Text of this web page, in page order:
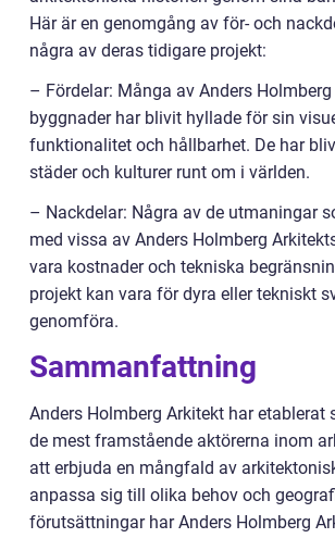
Här är en genomgång av för- och
några av deras tidigare projekt:
– Fördelar: Många av Anders
byggnader har blivit hyllade för sin
funktionalitet och hållbarhet. De har
städer och kulturer runt om i världen.
– Nackdelar: Några av de utmaningar
med vissa av Anders Holmberg
vara kostnader och tekniska
projekt kan vara för dyra eller tekniskt
genomföra.
Sammanfattning
Anders Holmberg Arkitekt har etablerat
de mest framstående aktörerna inom
att erbjuda en mångfald av
anpassa sig till olika behov och
förutsättningar har Anders Holmberg